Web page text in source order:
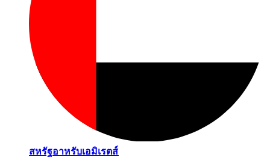
สหรัฐอาหรับเอมิเรตส์​​